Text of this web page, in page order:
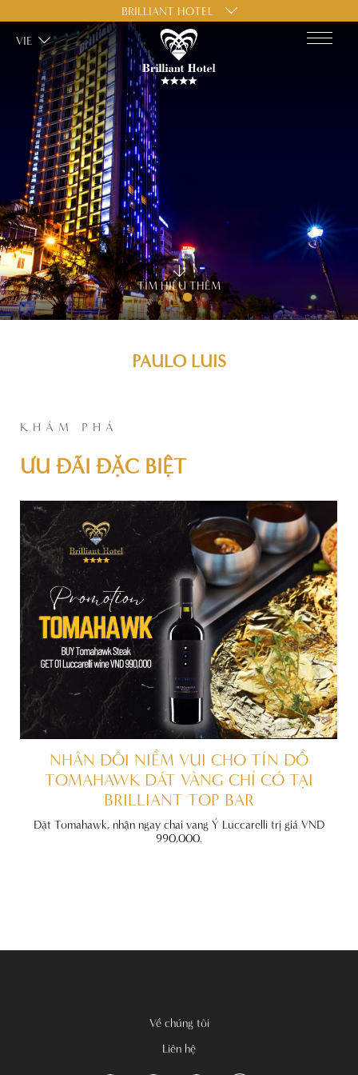
TÌM HIỂU THÊM
VIE
BRILLIANT HOTEL
PAULO LUIS
KHÁM PHÁ
ƯU ĐÃI ĐẶC BIỆT
NHÂN ĐÔI NIỀM VUI CHO TÍN ĐỒ
TOMAHAWK DÁT VÀNG CHỈ CÓ TẠI
BRILLIANT TOP BAR
Đặt Tomahawk, nhận ngay chai vang Ý Luccarelli trị giá VND
990,000.
Về chúng tôi
Liên hệ